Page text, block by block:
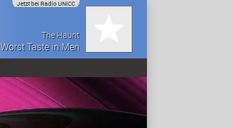
Jetzt bei Radio UNiCC
The Haunt
Worst Taste in Men